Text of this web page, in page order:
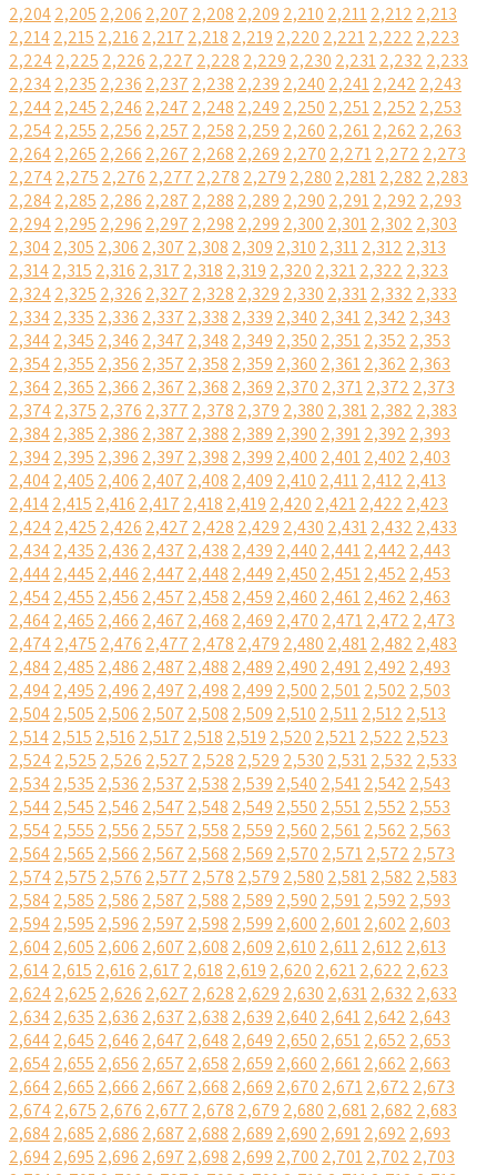
2,2042,205 2,206 2,207 2,208 2,209 2,210 2,2112,212 2,213
2,2142,215 2,216 2,217 2,218 2,219 2,220 2,2212,222 2,223
2,2242,225 2,226 2,227 2,228 2,229 2,230 2,2312,232 2,233
2,2342,235 2,236 2,237 2,238 2,239 2,240 2,2412,242 2,243
2,2442,245 2,246 2,247 2,248 2,249 2,250 2,2512,252 2,253
2,2542,255 2,256 2,257 2,258 2,259 2,260 2,2612,262 2,263
2,2642,265 2,266 2,267 2,268 2,269 2,270 2,2712,272 2,273
2,2742,275 2,276 2,277 2,278 2,279 2,280 2,2812,282 2,283
2,2842,285 2,286 2,287 2,288 2,289 2,290 2,2912,292 2,293
2,2942,295 2,296 2,297 2,298 2,299 2,300 2,3012,302 2,303
2,3042,305 2,306 2,307 2,308 2,309 2,310 2,3112,312 2,313
2,3142,315 2,316 2,317 2,318 2,319 2,320 2,3212,322 2,323
2,3242,325 2,326 2,327 2,328 2,329 2,330 2,3312,332 2,333
2,3342,335 2,336 2,337 2,338 2,339 2,340 2,3412,342 2,343
2,3442,345 2,346 2,347 2,348 2,349 2,350 2,3512,352 2,353
2,3542,355 2,356 2,357 2,358 2,359 2,360 2,3612,362 2,363
2,3642,365 2,366 2,367 2,368 2,369 2,370 2,3712,372 2,373
2,3742,375 2,376 2,377 2,378 2,379 2,380 2,3812,382 2,383
2,3842,385 2,386 2,387 2,388 2,389 2,390 2,3912,392 2,393
2,3942,395 2,396 2,397 2,398 2,399 2,400 2,4012,402 2,403
2,4042,405 2,406 2,407 2,408 2,409 2,410 2,4112,412 2,413
2,4142,415 2,416 2,417 2,418 2,419 2,420 2,4212,422 2,423
2,4242,425 2,426 2,427 2,428 2,429 2,430 2,4312,432 2,433
2,4342,435 2,436 2,437 2,438 2,439 2,440 2,4412,442 2,443
2,4442,445 2,446 2,447 2,448 2,449 2,450 2,4512,452 2,453
2,4542,455 2,456 2,457 2,458 2,459 2,460 2,4612,462 2,463
2,4642,465 2,466 2,467 2,468 2,469 2,470 2,4712,472 2,473
2,4742,475 2,476 2,477 2,478 2,479 2,480 2,4812,482 2,483
2,4842,485 2,486 2,487 2,488 2,489 2,490 2,4912,492 2,493
2,4942,495 2,496 2,497 2,498 2,499 2,500 2,5012,502 2,503
2,5042,505 2,506 2,507 2,508 2,509 2,510 2,5112,512 2,513
2,5142,515 2,516 2,517 2,518 2,519 2,520 2,5212,522 2,523
2,5242,525 2,526 2,527 2,528 2,529 2,530 2,5312,532 2,533
2,5342,535 2,536 2,537 2,538 2,539 2,540 2,5412,542 2,543
2,5442,545 2,546 2,547 2,548 2,549 2,550 2,5512,552 2,553
2,5542,555 2,556 2,557 2,558 2,559 2,560 2,5612,562 2,563
2,5642,565 2,566 2,567 2,568 2,569 2,570 2,5712,572 2,573
2,5742,575 2,576 2,577 2,578 2,579 2,580 2,5812,582 2,583
2,5842,585 2,586 2,587 2,588 2,589 2,590 2,5912,592 2,593
2,5942,595 2,596 2,597 2,598 2,599 2,600 2,6012,602 2,603
2,6042,605 2,606 2,607 2,608 2,609 2,610 2,6112,612 2,613
2,6142,615 2,616 2,617 2,618 2,619 2,620 2,6212,622 2,623
2,6242,625 2,626 2,627 2,628 2,629 2,630 2,6312,632 2,633
2,6342,635 2,636 2,637 2,638 2,639 2,640 2,6412,642 2,643
2,6442,645 2,646 2,647 2,648 2,649 2,650 2,6512,652 2,653
2,6542,655 2,656 2,657 2,658 2,659 2,660 2,6612,662 2,663
2,6642,665 2,666 2,667 2,668 2,669 2,670 2,6712,672 2,673
2,6742,675 2,676 2,677 2,678 2,679 2,680 2,6812,682 2,683
2,6842,685 2,686 2,687 2,688 2,689 2,690 2,6912,692 2,693
2,6942,695 2,696 2,697 2,698 2,699 2,700 2,7012,702 2,703